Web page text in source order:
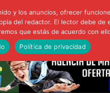
conquistó a miles de
y los anuncios, ofrecer
del redactor. El lector debe
que estás de acuerdo con
Política de privacidad